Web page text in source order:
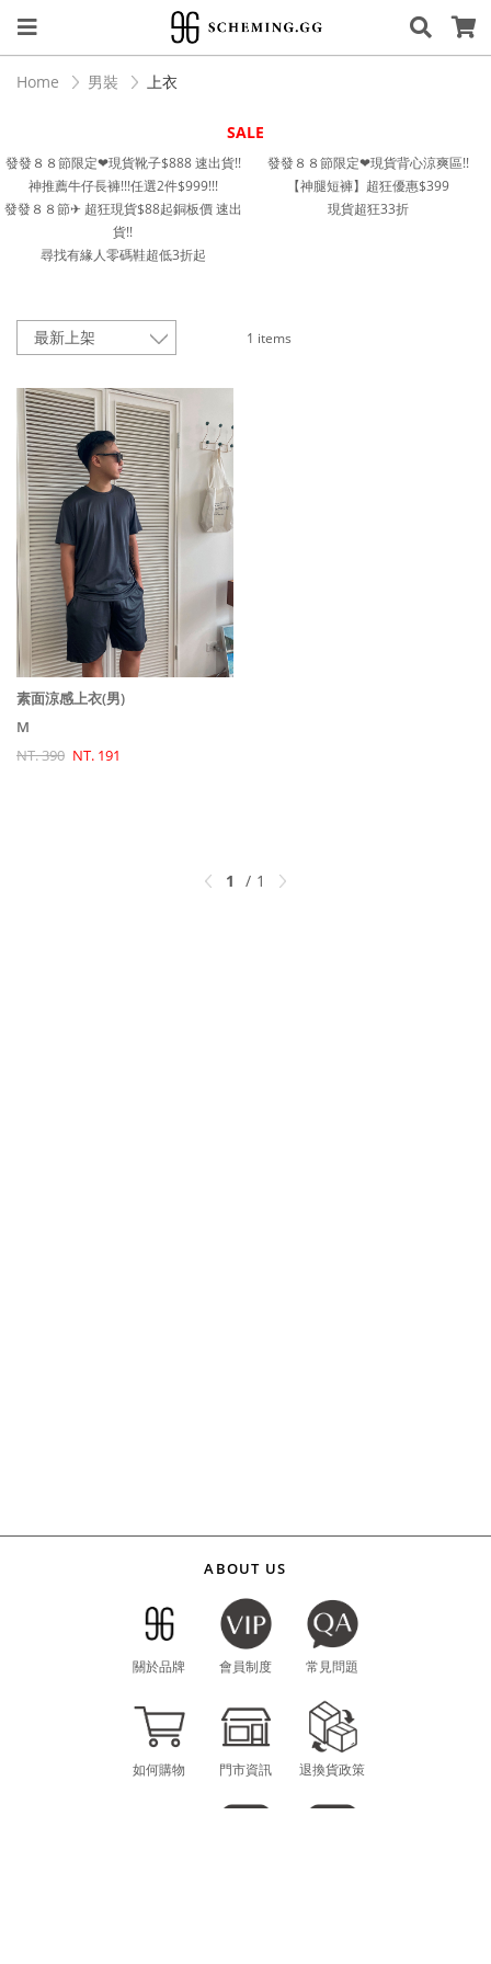
Home 男裝 上衣
SALE
發發８８節限定❤︎現貨靴子$888 速出貨!!
發發８８節限定❤︎現貨背心涼爽區!!
神推薦牛仔長褲!!!任選2件$999!!!
【神腿短褲】超狂優惠$399
發發８８節✈︎ 超狂現貨$88起銅板價 速出
貨!!
現貨超狂33折
尋找有緣人零碼鞋超低3折起
1 items
素面涼感上衣(男)
M
NT. 390 NT. 191
1 1
ABOUT US
關於品牌 會員制度 常見問題
如何購物 門市資訊 退換貨政策